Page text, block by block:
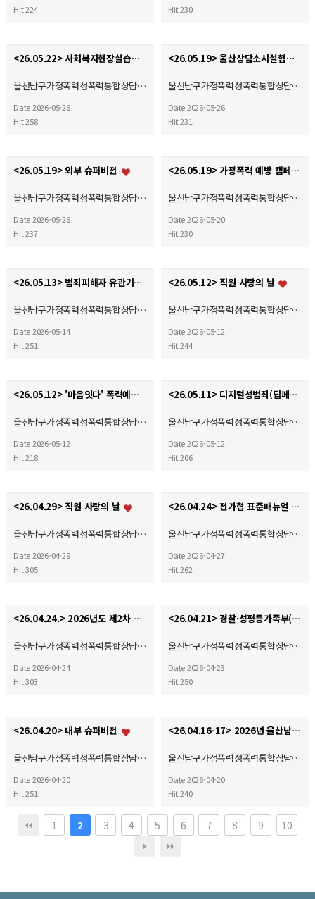
Hit 224
Hit 230
<26.05.22> 사회복지현장실습생 유관기관 견학
울산남구가정폭력성폭력통합상담…
Date 2026-05-26
Hit 258
<26.05.19> 울산상담소시설협의회 운영위원회 회의
울산남구가정폭력성폭력통합상담…
Date 2026-05-26
Hit 231
<26.05.19> 외부 슈퍼비전
울산남구가정폭력성폭력통합상담…
Date 2026-05-26
Hit 237
<26.05.19> 가정폭력 예방 캠페인(자체)
울산남구가정폭력성폭력통합상담…
Date 2026-05-20
Hit 230
<26.05.13> 범죄피해자 유관기관 간담회
울산남구가정폭력성폭력통합상담…
Date 2026-05-14
Hit 251
<26.05.12> 직원 사랑의 날
울산남구가정폭력성폭력통합상담…
Date 2026-05-12
Hit 244
<26.05.12> '마음잇다' 폭력예방강사 연구모임
울산남구가정폭력성폭력통합상담…
Date 2026-05-12
Hit 218
<26.05.11> 디지털성범죄(딥페이크) 예방 캠페인
울산남구가정폭력성폭력통합상담…
Date 2026-05-12
Hit 206
<26.04.29> 직원 사랑의 날
울산남구가정폭력성폭력통합상담…
Date 2026-04-29
Hit 305
<26.04.24> 전가협 표준매뉴얼 TF팀 회의
울산남구가정폭력성폭력통합상담…
Date 2026-04-27
Hit 262
<26.04.24.> 2026년도 제2차 사회복지현장실습 종결식
울산남구가정폭력성폭력통합상담…
Date 2026-04-24
Hit 303
<26.04.21> 경찰·성평등가족부(상담소) 공동모니터링 워크숍
울산남구가정폭력성폭력통합상담…
Date 2026-04-23
Hit 250
<26.04.20> 내부 슈퍼비전
울산남구가정폭력성폭력통합상담…
Date 2026-04-20
Hit 251
<26.04.16-17> 2026년 울산남구가정폭력·성폭력통합상담소 종사자 소진방지 프로그램
울산남구가정폭력성폭력통합상담…
Date 2026-04-20
Hit 240
1 2 3 4 5 6 7 8 9 10